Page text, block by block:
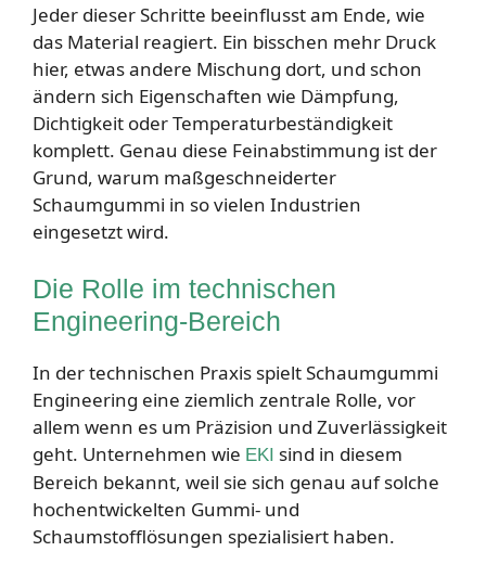
Jeder dieser Schritte beeinflusst am Ende, wie
das Material reagiert. Ein bisschen mehr Druck
hier, etwas andere Mischung dort, und schon
ändern sich Eigenschaften wie Dämpfung,
Dichtigkeit oder Temperaturbeständigkeit
komplett. Genau diese Feinabstimmung ist der
Grund, warum maßgeschneiderter
Schaumgummi in so vielen Industrien
eingesetzt wird.
Die Rolle im technischen
Engineering-Bereich
In der technischen Praxis spielt Schaumgummi
Engineering eine ziemlich zentrale Rolle, vor
allem wenn es um Präzision und Zuverlässigkeit
geht. Unternehmen wie EKI sind in diesem
Bereich bekannt, weil sie sich genau auf solche
hochentwickelten Gummi- und
Schaumstofflösungen spezialisiert haben.